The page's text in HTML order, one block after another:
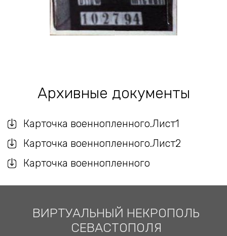
Архивные документы
Карточка военнопленного.Лист1
Карточка военнопленного.Лист2
Карточка военнопленного
ВИРТУАЛЬНЫЙ НЕКРОПОЛЬ
СЕВАСТОПОЛЯ